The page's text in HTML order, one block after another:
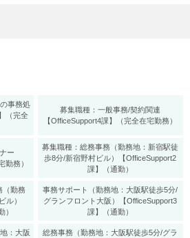
事務処
（完全
募集職種：一般事務/契約関連
【OfficeSupport4課】（完全在宅勤務）
ー
勤務）
募集職種：総務事務（勤務地：新宿駅徒
歩8分/新宿野村ビル）【OfficeSupport2
課】（通勤）
（勤務
ル）
）
事務サポート（勤務地：大阪駅徒歩5分/
グランフロント大阪）【OfficeSupport3
課】（通勤）
：大阪
総務事務（勤務地：大阪駅徒歩5分/グラ